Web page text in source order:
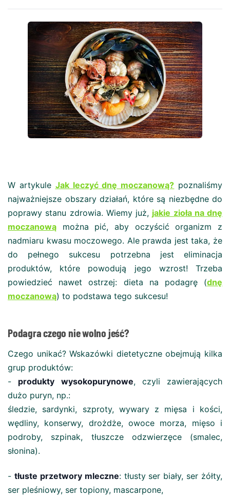
W artykule Jak leczyć dnę moczanową? poznaliśmy
najważniejsze obszary działań, które są niezbędne do
poprawy stanu zdrowia. Wiemy już, jakie zioła na dnę
moczanową można pić, aby oczyścić organizm z
nadmiaru kwasu moczowego. Ale prawda jest taka, że
do pełnego sukcesu potrzebna jest eliminacja
produktów, które powodują jego wzrost! Trzeba
powiedzieć nawet ostrzej: dieta na podagrę (dnę
moczanową) to podstawa tego sukcesu!
Podagra czego nie wolno jeść?
Czego unikać? Wskazówki dietetyczne obejmują kilka
grup produktów:
- produkty wysokopurynowe, czyli zawierających
dużo puryn, np.:
śledzie, sardynki, szproty, wywary z mięsa i kości,
wędliny, konserwy, drożdże, owoce morza, mięso i
podroby, szpinak, tłuszcze odzwierzęce (smalec,
słonina).
- tłuste przetwory mleczne: tłusty ser biały, ser żółty,
ser pleśniowy, ser topiony, mascarpone,